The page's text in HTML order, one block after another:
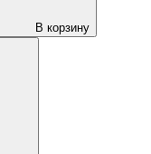
В корзину